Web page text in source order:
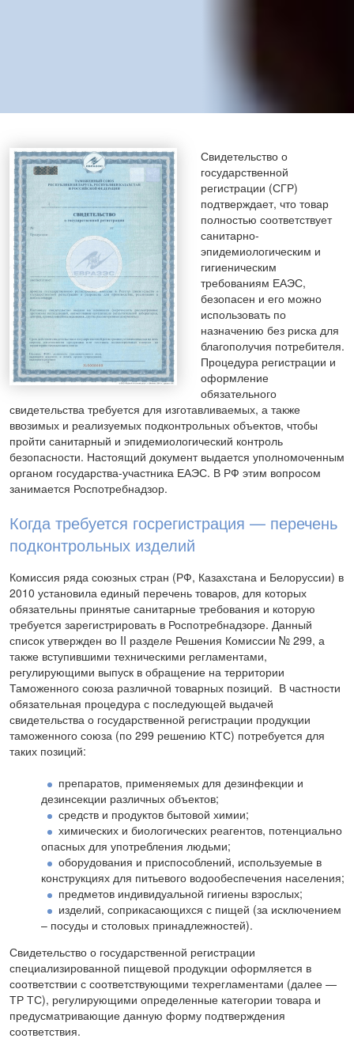
Свидетельство о
государственной
регистрации (СГР)
подтверждает, что товар
полностью соответствует
санитарно-
эпидемиологическим и
гигиеническим
требованиям ЕАЭС,
безопасен и его можно
использовать по
назначению без риска для
благополучия потребителя.
Процедура регистрации и
оформление
обязательного
свидетельства требуется для изготавливаемых, а также
ввозимых и реализуемых подконтрольных объектов, чтобы
пройти санитарный и эпидемиологический контроль
безопасности. Настоящий документ выдается уполномоченным
органом государства-участника ЕАЭС. В РФ этим вопросом
занимается Роспотребнадзор.
Когда требуется госрегистрация — перечень
подконтрольных изделий
Комиссия ряда союзных стран (РФ, Казахстана и Белоруссии) в
2010 установила единый перечень товаров, для которых
обязательны принятые санитарные требования и которую
требуется зарегистрировать в Роспотребнадзоре. Данный
список утвержден во II разделе Решения Комиссии № 299, а
также вступившими техническими регламентами,
регулирующими выпуск в обращение на территории
Таможенного союза различной товарных позиций. В частности
обязательная процедура с последующей выдачей
свидетельства о государственной регистрации продукции
таможенного союза (по 299 решению КТС) потребуется для
таких позиций:
препаратов, применяемых для дезинфекции и
дезинсекции различных объектов;
средств и продуктов бытовой химии;
химических и биологических реагентов, потенциально
опасных для употребления людьми;
оборудования и приспособлений, используемые в
конструкциях для питьевого водообеспечения населения;
предметов индивидуальной гигиены взрослых;
изделий, соприкасающихся с пищей (за исключением
– посуды и столовых принадлежностей).
Свидетельство о государственной регистрации
специализированной пищевой продукции оформляется в
соответствии с соответствующими техрегламентами (далее —
ТР ТС), регулирующими определенные категории товара и
предусматривающие данную форму подтверждения
соответствия.